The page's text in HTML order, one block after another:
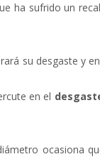
ha sufrido un
su desgaste y
en el
ocasiona